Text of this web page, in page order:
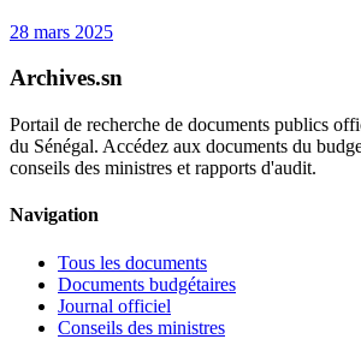
28 mars 2025
Archives.sn
Portail de recherche de documents publics
du Sénégal. Accédez aux documents du
conseils des ministres et rapports d'audit.
Navigation
Tous les documents
Documents budgétaires
Journal officiel
Conseils des ministres